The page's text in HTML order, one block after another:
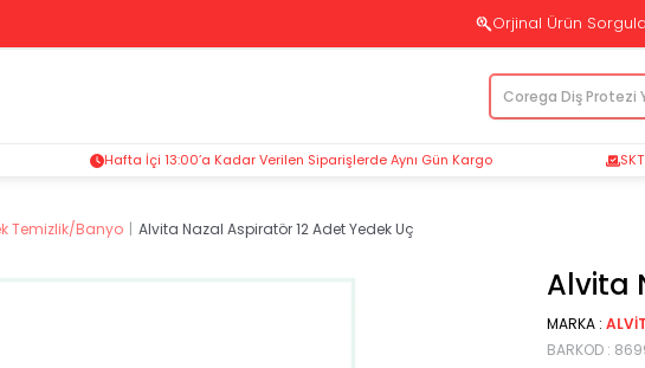
Orjinal Ürün
Hafta İçi 13:00’a Kadar Verilen Siparişlerde Aynı Gün Kargo
Temizlik/Banyo Alvita Nazal Aspiratör 12 Adet Yedek Uç
Alvita
MARKA :
BARKOD :